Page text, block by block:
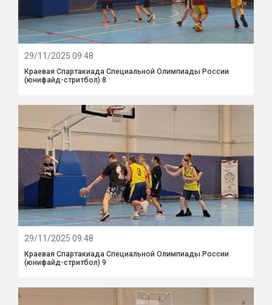
29/11/2025 09:48
Краевая Спартакиада Специальной Олимпиады России
(юнифайд-стритбол) 8
29/11/2025 09:48
Краевая Спартакиада Специальной Олимпиады России
(юнифайд-стритбол) 9